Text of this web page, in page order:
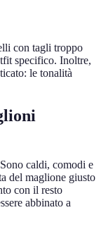
con tagli troppo
specifico. Inoltre,
le tonalità
caldi, comodi e
del maglione giusto
con il resto
abbinato a